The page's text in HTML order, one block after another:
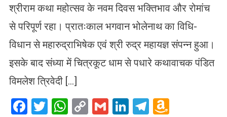
श्रीराम कथा महोत्सव के नवम दिवस भक्तिभाव और रोमांच
से परिपूर्ण रहा। प्रातःकाल भगवान भोलेनाथ का विधि-
विधान से महारुद्राभिषेक एवं श्री रुद्र महायज्ञ संपन्न हुआ।
इसके बाद संध्या में चित्रकूट धाम से पधारे कथावाचक पंडित
विमलेश त्रिवेदी […]
Facebook
Twitter
WhatsApp
CopyGmailLinkedIn
Telegram